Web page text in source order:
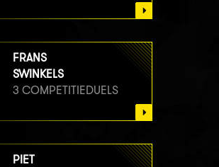
FRANS
SWINKELS
3 COMPETITIEDUELS
PIET